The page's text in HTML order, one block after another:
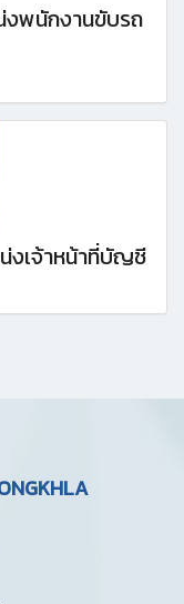
งพนักงานขับรถ
งเจ้าหน้าที่บัญชี